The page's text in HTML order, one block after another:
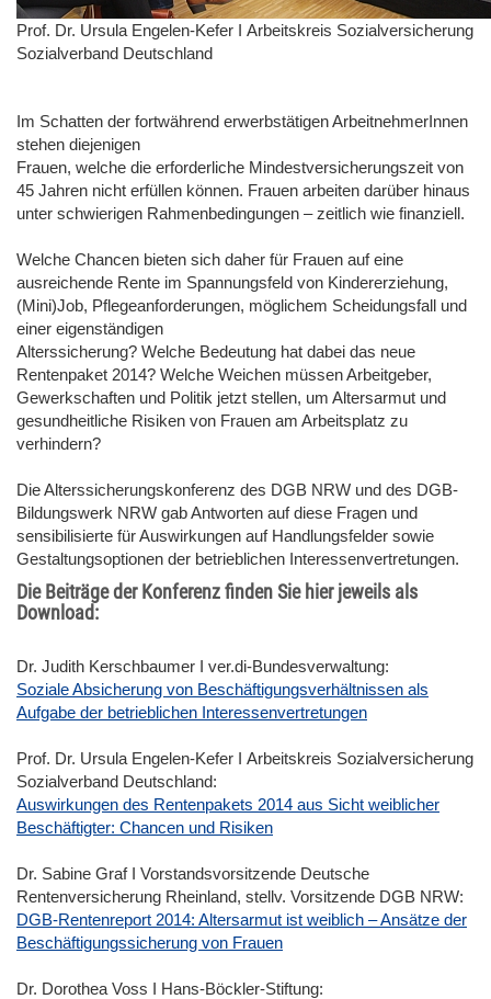
Prof. Dr. Ursula Engelen-Kefer І Arbeitskreis Sozialversicherung
Sozialverband Deutschland
Im Schatten der fortwährend erwerbstätigen ArbeitnehmerInnen
stehen diejenigen
Frauen, welche die erforderliche Mindestversicherungszeit von
45 Jahren nicht erfüllen können. Frauen arbeiten darüber hinaus
unter schwierigen Rahmenbedingungen – zeitlich wie finanziell.
Welche Chancen bieten sich daher für Frauen auf eine
ausreichende Rente im Spannungsfeld von Kindererziehung,
(Mini)Job, Pflegeanforderungen, möglichem Scheidungsfall und
einer eigenständigen
Alterssicherung? Welche Bedeutung hat dabei das neue
Rentenpaket 2014? Welche Weichen müssen Arbeitgeber,
Gewerkschaften und Politik jetzt stellen, um Altersarmut und
gesundheitliche Risiken von Frauen am Arbeitsplatz zu
verhindern?
Die Alterssicherungskonferenz des DGB NRW und des DGB-
Bildungswerk NRW gab Antworten auf diese Fragen und
sensibilisierte für Auswirkungen auf Handlungsfelder sowie
Gestaltungsoptionen der betrieblichen Interessenvertretungen.
Die Beiträge der Konferenz finden Sie hier jeweils als
Download:
Dr. Judith Kerschbaumer І ver.di-Bundesverwaltung:
Soziale Absicherung von Beschäftigungsverhältnissen als
Aufgabe der betrieblichen Interessenvertretungen
Prof. Dr. Ursula Engelen-Kefer І Arbeitskreis Sozialversicherung
Sozialverband Deutschland:
Auswirkungen des Rentenpakets 2014 aus Sicht weiblicher
Beschäftigter: Chancen und Risiken
Dr. Sabine Graf І Vorstandsvorsitzende Deutsche
Rentenversicherung Rheinland, stellv. Vorsitzende DGB NRW:
DGB-Rentenreport 2014: Altersarmut ist weiblich – Ansätze der
Beschäftigungssicherung von Frauen
Dr. Dorothea Voss І Hans-Böckler-Stiftung: